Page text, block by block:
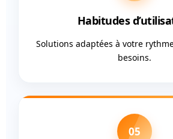
Habitudes
Solutions adaptées à votre
besoins.
05